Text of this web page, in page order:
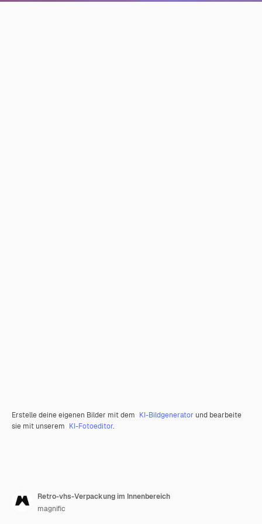
Erstelle deine eigenen Bilder mit dem KI-Bildgenerator und bearbeite
sie mit unserem KI-Fotoeditor.
Retro-vhs-Verpackung im Innenbereich
magnific